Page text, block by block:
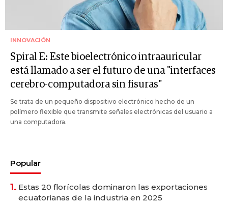
INNOVACIÓN
Spiral E: Este bioelectrónico intraauricular
está llamado a ser el futuro de una "interfaces
cerebro-computadora sin fisuras"
Se trata de un pequeño dispositivo electrónico hecho de un
polímero flexible que transmite señales electrónicas del usuario a
una computadora.
Popular
1. Estas 20 florícolas dominaron las exportaciones
ecuatorianas de la industria en 2025